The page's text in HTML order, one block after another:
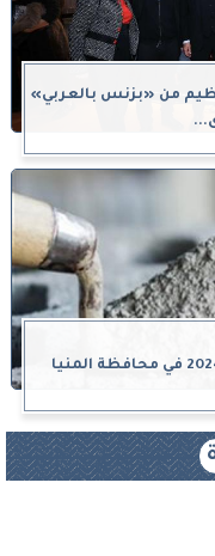
من «بزنس بالعربي»